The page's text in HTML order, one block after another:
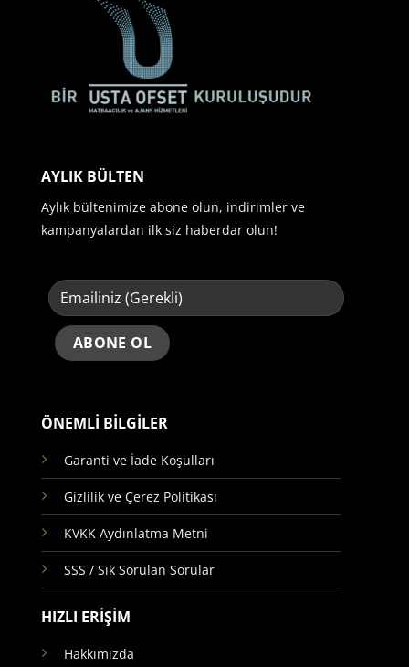
ÖNEMLİ BİLGİLER
Garanti ve İade Koşulları
Gizlilik ve Çerez Politikası
KVKK Aydınlatma Metni
SSS / Sık Sorulan Sorular
HIZLI ERİŞİM
Hakkımızda
AYLIK BÜLTEN
Aylık bültenimize abone olun, indirimler ve
kampanyalardan ilk siz haberdar olun!